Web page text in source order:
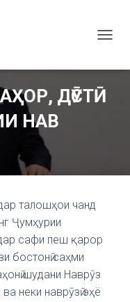
G
G
ДӮСТӢ
НАВ
талошҳои чанд
Ҷумҳурии
сафи пеш қарор
бостонӣ саҳми
шудани Наврӯз
неки наврӯзӣ эҳё